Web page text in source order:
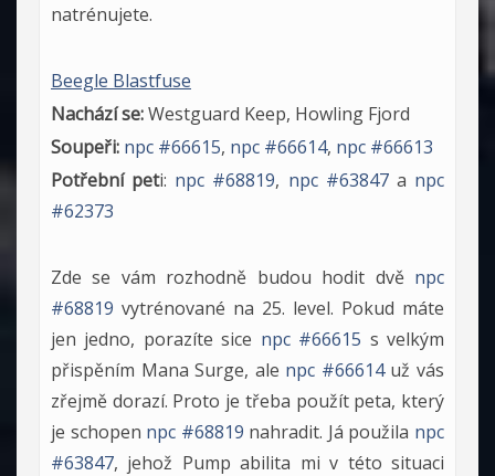
natrénujete.
Beegle Blastfuse
Nachází se:Westguard Keep, Howling Fjord
Soupeři: npc #66615, npc #66614, npc #66613
Potřební peti: npc #68819, npc #63847a npc
#62373
Zde se vám rozhodně budou hodit dvě npc
#68819 vytrénované na 25. level. Pokud máte
jen jedno, porazíte sice npc #66615 s velkým
přispěním Mana Surge, ale npc #66614už vás
zřejmě dorazí. Proto je třeba použít peta, který
je schopen npc #68819 nahradit. Já použila npc
#63847, jehož Pump abilita mi v této situaci